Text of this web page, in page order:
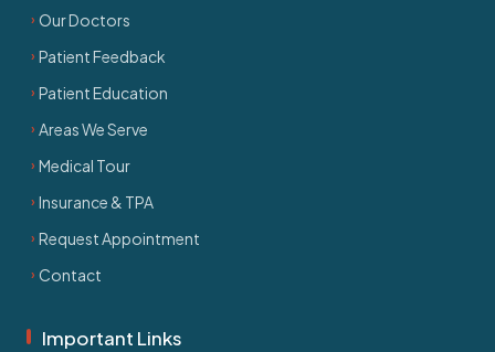
Our Doctors
Patient Feedback
Patient Education
Areas We Serve
Medical Tour
Insurance & TPA
Request Appointment
Contact
Important Links